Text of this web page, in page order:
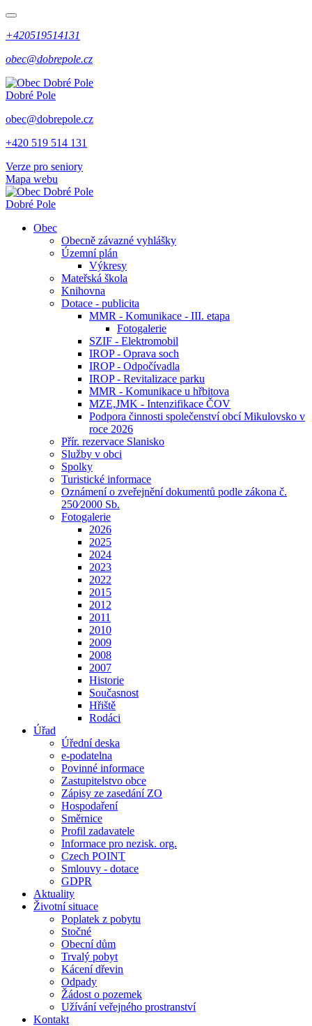
+420519514131
obec@dobrepole.cz
Dobré Pole
obec@dobrepole.cz
+420 519 514 131
Verze pro seniory
Mapa webu
Dobré Pole
Obec
Obecně závazné vyhlášky
Územní plán
Výkresy
Mateřská škola
Knihovna
Dotace - publicita
MMR - Komunikace - III. etapa
Fotogalerie
SZIF - Elektromobil
IROP - Oprava soch
IROP - Odpočívadla
IROP - Revitalizace parku
MMR - Komunikace u hřbitova
MZE,JMK - Intenzifikace ČOV
Podpora činnosti společenství obcí Mikulovsko v
roce 2026
Přír. rezervace Slanisko
Služby v obci
Spolky
Turistické informace
Oznámení o zveřejnění dokumentů podle zákona č.
250⁄2000 Sb.
Fotogalerie
2026
2025
2024
2023
2022
2015
2012
2011
2010
2009
2008
2007
Historie
Současnost
Hřiště
Rodáci
Úřad
Úřední deska
e-podatelna
Povinné informace
Zastupitelstvo obce
Zápisy ze zasedání ZO
Hospodaření
Směrnice
Profil zadavatele
Informace pro nezisk. org.
Czech POINT
Smlouvy - dotace
GDPR
Aktuality
Životní situace
Poplatek z pobytu
Stočné
Obecní dům
Trvalý pobyt
Kácení dřevin
Odpady
Žádost o pozemek
Užívání veřejného prostranství
Kontakt